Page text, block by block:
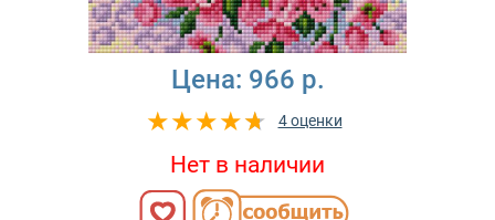
Цена: 966 р.
4 оценки
Нет в наличии